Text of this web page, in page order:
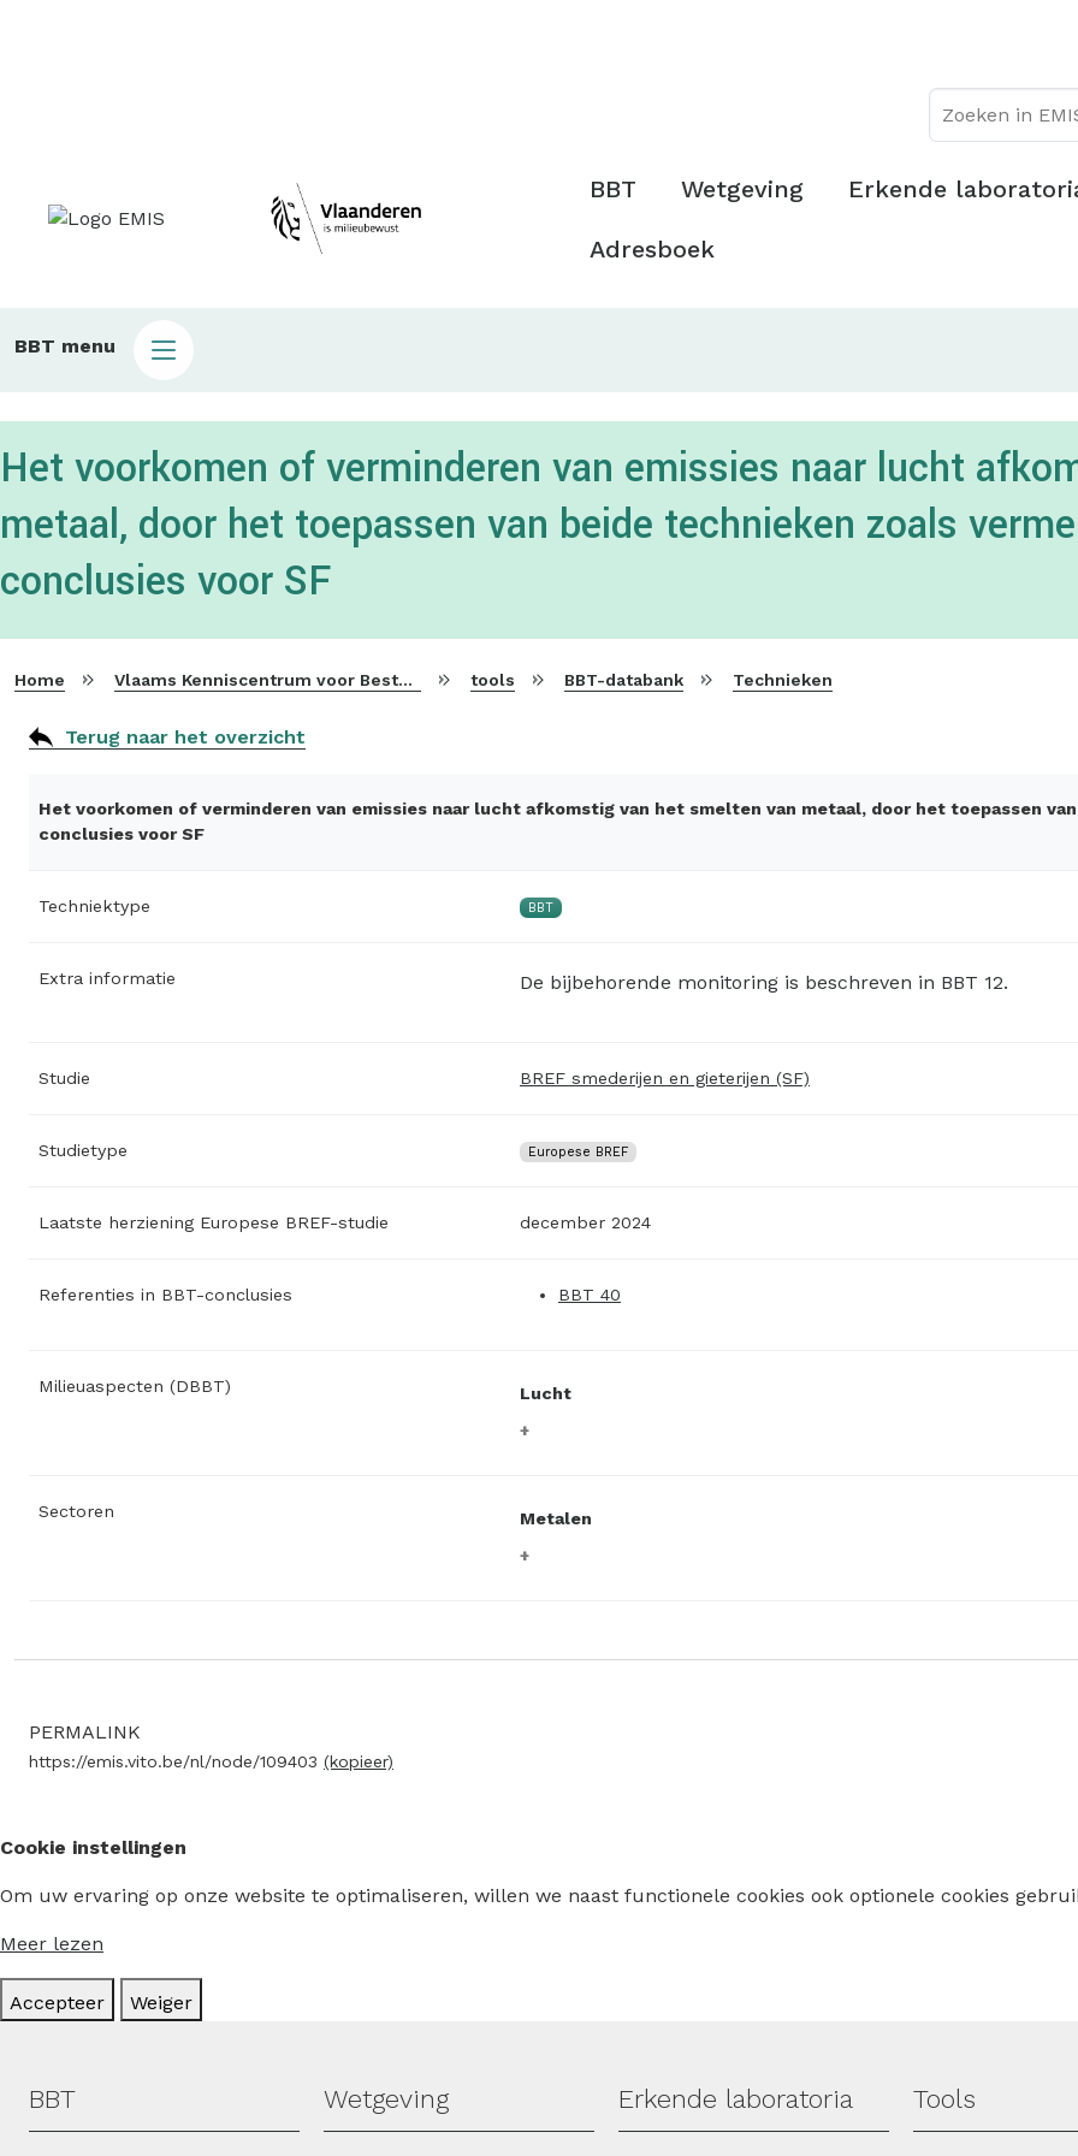
Hoofdmenu
BBT Wetgeving Erkende
Adresboek
Main
bbt
BBT menu
Het voorkomen of verminderen van emissies naar lucht
metaal, door het toepassen van beide technieken zoals
conclusies voor SF
Home Vlaams Kenniscentrum voor Beste Beschikbare Technieken tools BBT-databank Technieken
Terug naar het overzicht
Het voorkomen of verminderen van emissies naar lucht afkomstig van het smelten van metaal, door het toepassen
conclusies voor SF
Techniektype BBT
Extra informatie De bijbehorende monitoring is beschreven in BBT 12.
Studie BREF smederijen en gieterijen (SF)
Studietype Europese BREF
Laatste herziening Europese BREF-studie december 2024
Referenties in BBT-conclusies BBT 40
Milieuaspecten (DBBT) Lucht
Sectoren Metalen
PERMALINK
https://emis.vito.be/nl/node/109403 (kopieer)
Cookie instellingen
Om uw ervaring op onze website te optimaliseren, willen we naast functionele cookies ook optionele cookies
Meer lezen
Accepteer Weiger
Hoofdmenu
BBT Wetgeving Erkende laboratoria Tools